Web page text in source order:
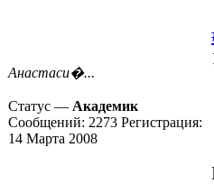
Анастаси�...
Статус — Академик
Сообщений: 2273 Регистрация:
14 Марта 2008